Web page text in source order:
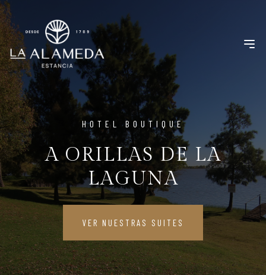
HOTEL BOUTIQUE
UNA ESCAPADA IDEAL